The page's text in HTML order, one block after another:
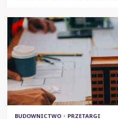
BUDOWNICTWO PRZETARGI